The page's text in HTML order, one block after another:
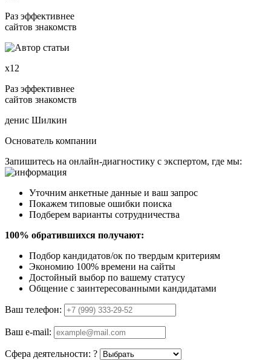
Раз эффективнее
сайтов знакомств
х12
Раз эффективнее
сайтов знакомств
денис Шилкин
Основатель компании
Запишитесь на онлайн-диагностику с экспертом, где мы:
Уточним анкетные данные и ваш запрос
Покажем типовые ошибки поиска
Подберем варианты сотрудничества
100% обратившихся получают:
Подбор кандидатов/ок по твердым критериям
Экономию 100% времени на сайты
Достойный выбор по вашему статусу
Общение с заинтересованными кандидатами
Ваш телефон:
Ваш e-mail:
Сфера деятельности: ?